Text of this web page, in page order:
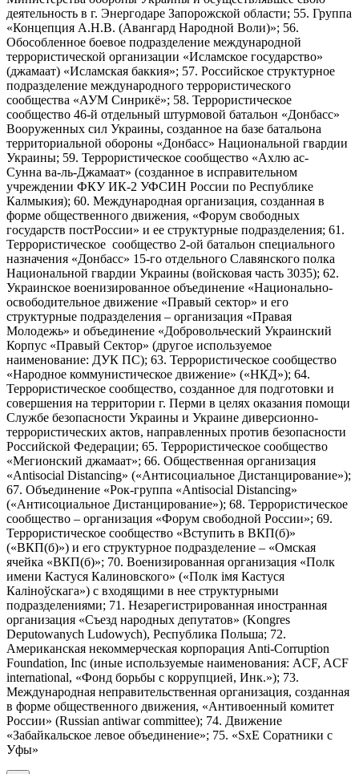
деятельность в г. Энергодаре Запорожской области; 55. Группа
«Концепция А.Н.В. (Авангард Народной Воли)»; 56.
Обособленное боевое подразделение международной
террористической организации «Исламское государство»
(джамаат) «Исламская баккия»; 57. Российское структурное
подразделение международного террористического
сообщества «АУМ Синрикё»; 58. Террористическое
сообщество 46-й отдельный штурмовой батальон «Донбасс»
Вооруженных сил Украины, созданное на базе батальона
территориальной обороны «Донбасс» Национальной гвардии
Украины; 59. Террористическое сообщество «Ахлю ас-
Сунна ва-ль-Джамаат» (созданное в исправительном
учреждении ФКУ ИК-2 УФСИН России по Республике
Калмыкия); 60. Международная организация, созданная в
форме общественного движения, «Форум свободных
государств постРоссии» и ее структурные подразделения; 61.
Террористическое сообщество 2-ой батальон специального
назначения «Донбасс» 15-го отдельного Славянского полка
Национальной гвардии Украины (войсковая часть 3035); 62.
Украинское военизированное объединение «Национально-
освободительное движение «Правый сектор» и его
структурные подразделения – организация «Правая
Молодежь» и объединение «Добровольческий Украинский
Корпус «Правый Сектор» (другое используемое
наименование: ДУК ПС); 63. Террористическое сообщество
«Народное коммунистическое движение» («НКД»); 64.
Террористическое сообщество, созданное для подготовки и
совершения на территории г. Перми в целях оказания помощи
Службе безопасности Украины и Украине диверсионно-
террористических актов, направленных против безопасности
Российской Федерации; 65. Террористическое сообщество
«Мегионский джамаат»; 66. Общественная организация
«Antisocial Distancing» («Антисоциальное Дистанцирование»);
67. Объединение «Рок-группа «Antisocial Distancing»
(«Антисоциальное Дистанцирование»); 68. Террористическое
сообщество – организация «Форум свободной России»; 69.
Террористическое сообщество «Вступить в ВКП(б)»
(«ВКП(б)») и его структурное подразделение – «Омская
ячейка «ВКП(б)»; 70. Военизированная организация «Полк
имени Кастуся Калиновского» («Полк iмя Кастуся
Калiноўскага») с входящими в нее структурными
подразделениями; 71. Незарегистрированная иностранная
организация «Съезд народных депутатов» (Kongres
Deputowanych Ludowych), Республика Польша; 72.
Американская некоммерческая корпорация Anti-Corruption
Foundation, Inc (иные используемые наименования: ACF, ACF
international, «Фонд борьбы с коррупцией, Инк.»); 73.
Международная неправительственная организация, созданная
в форме общественного движения, «Антивоенный комитет
России» (Russian antiwar committee); 74. Движение
«Забайкальское левое объединение»; 75. «SxE Соратники с
Уфы»